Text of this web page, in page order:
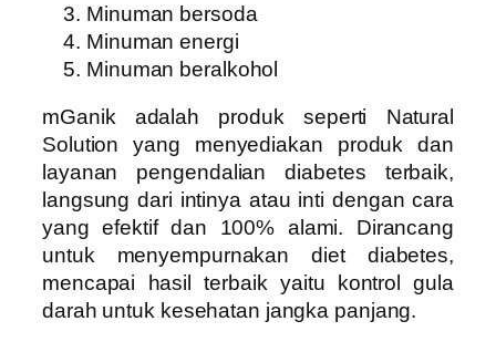
Minuman bersoda
Minuman energi
Minuman beralkohol
mGanik adalah produk seperti Natural
Solution yang menyediakan produk dan
layanan pengendalian diabetes terbaik,
langsung dari intinya atau inti dengan cara
yang efektif dan 100% alami. Dirancang
untuk menyempurnakan diet diabetes,
mencapai hasil terbaik yaitu kontrol gula
darah untuk kesehatan jangka panjang.